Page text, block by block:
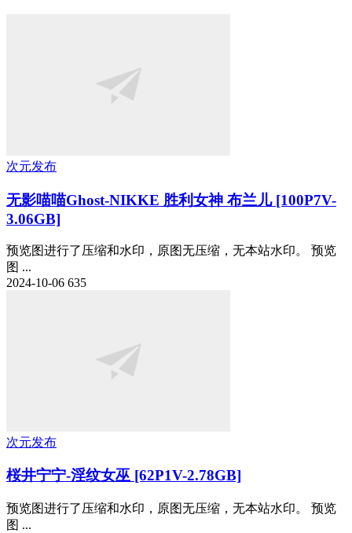
次元发布
无影喵喵Ghost-NIKKE 胜利女神 布兰儿 [100P7V-
3.06GB]
预览图进行了压缩和水印，原图无压缩，无本站水印。 预览
图 ...
2024-10-06 635
次元发布
桜井宁宁-淫纹女巫 [62P1V-2.78GB]
预览图进行了压缩和水印，原图无压缩，无本站水印。 预览
图 ...